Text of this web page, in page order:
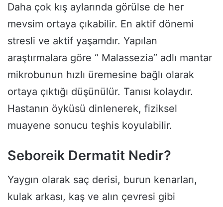
Daha çok kış aylarında görülse de her
mevsim ortaya çıkabilir. En aktif dönemi
stresli ve aktif yaşamdır. Yapılan
araştırmalara göre ‘’ Malassezia’’ adlı mantar
mikrobunun hızlı üremesine bağlı olarak
ortaya çıktığı düşünülür. Tanısı kolaydır.
Hastanın öyküsü dinlenerek, fiziksel
muayene sonucu teşhis koyulabilir.
Seboreik Dermatit Nedir?
Yaygın olarak saç derisi, burun kenarları,
kulak arkası, kaş ve alın çevresi gibi